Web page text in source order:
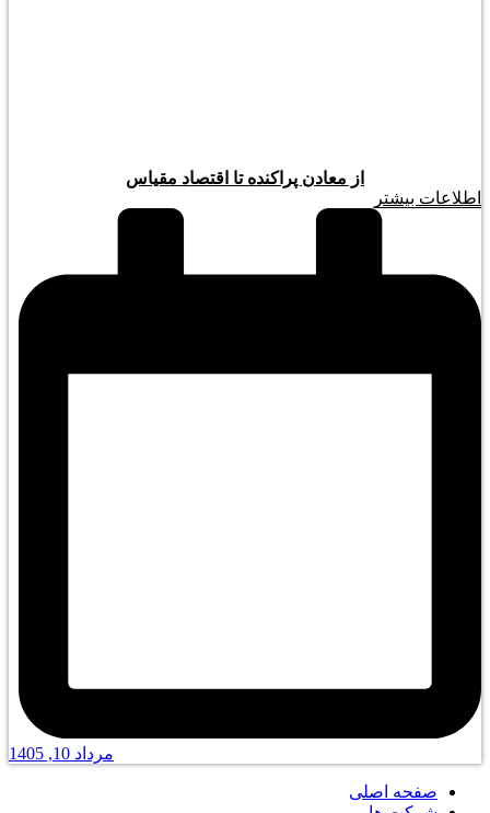
از معادن پراکنده تا اقتصاد مقیاس
اطلاعات بیشتر
مرداد 10, 1405
صفحه اصلی